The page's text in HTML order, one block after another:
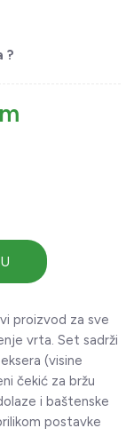
?
proizvod za sve
vrta. Set sadrži
(visine
čekić za bržu
i baštenske
postavke